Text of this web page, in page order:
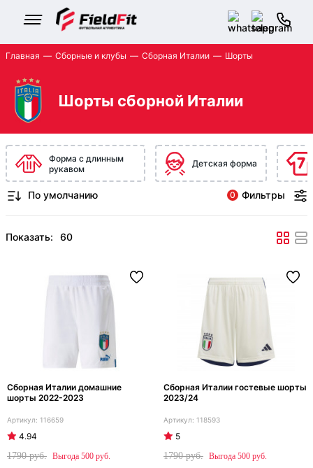
Главная Сборные и клубы Сборная Италии Шорты
Шорты сборной Италии
Форма с длинным
рукавом
Детская форма
0 Фильтры
Показать:
Сборная Италии домашние
шорты 2022-2023
116659
4.94
1790
500
Сборная Италии гостевые шорты
2023/24
118593
5
1790
500